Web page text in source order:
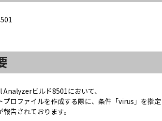
ビルド8501において、
プロファイルを作成する際に、条件「virus」を指
報告されております。